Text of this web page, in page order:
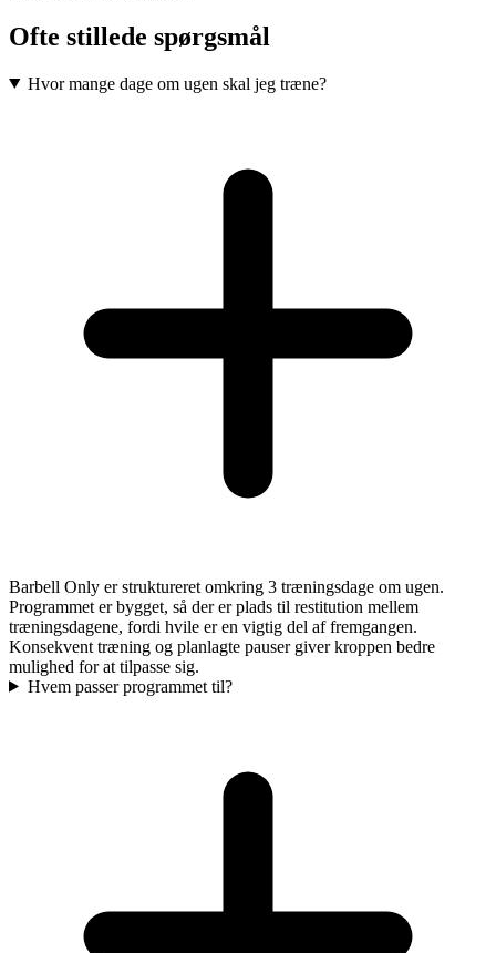
Ofte stillede spørgsmål
Hvor mange dage om ugen skal jeg træne?
Barbell Only er struktureret omkring 3 træningsdage om ugen.
Programmet er bygget, så der er plads til restitution mellem
træningsdagene, fordi hvile er en vigtig del af fremgangen.
Konsekvent træning og planlagte pauser giver kroppen bedre
mulighed for at tilpasse sig.
Hvem passer programmet til?